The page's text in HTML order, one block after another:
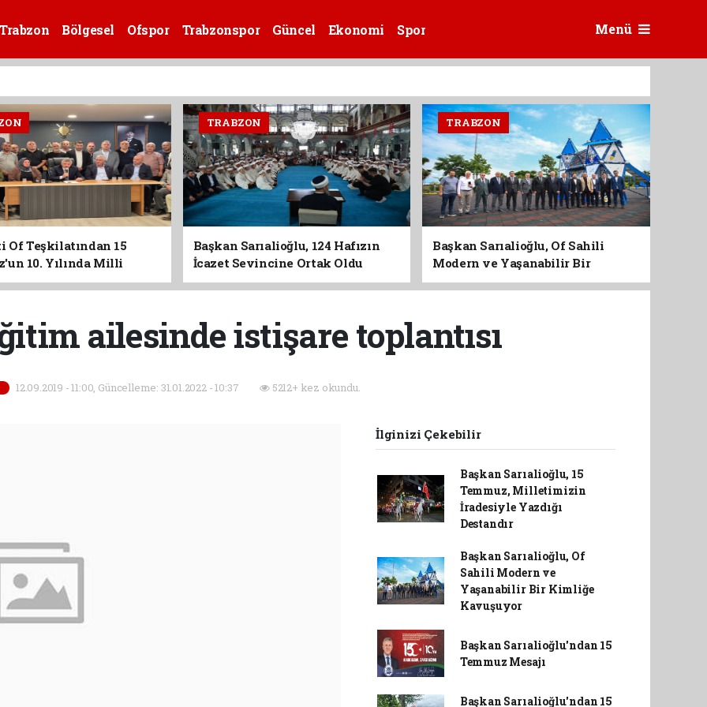
Bölgesel Ofspor Trabzonspor Güncel Ekonomi Spor Menü
Of Teşkilatından 15
10. Yılında Milli
TRABZON
Başkan Sarıalioğlu, 124 Hafızın
İcazet Sevincine Ortak Oldu
TRABZON
Başkan Sarıalioğlu, Of Sahili
Modern ve Yaşanabilir Bir
Kimliğe Kavuşuyor
ailesinde istişare toplantısı
12.09.2019 - 11:00, Güncelleme: 31.01.2022 - 10:37 5212+ kez okundu.
İlginizi Çekebilir
Başkan Sarıalioğlu, 15
Temmuz, Milletimizin
İradesiyle Yazdığı
Destandır
Başkan Sarıalioğlu, Of
Sahili Modern ve
Yaşanabilir Bir Kimliğe
Kavuşuyor
Başkan Sarıalioğlu'ndan 15
Temmuz Mesajı
Başkan Sarıalioğlu'ndan 15